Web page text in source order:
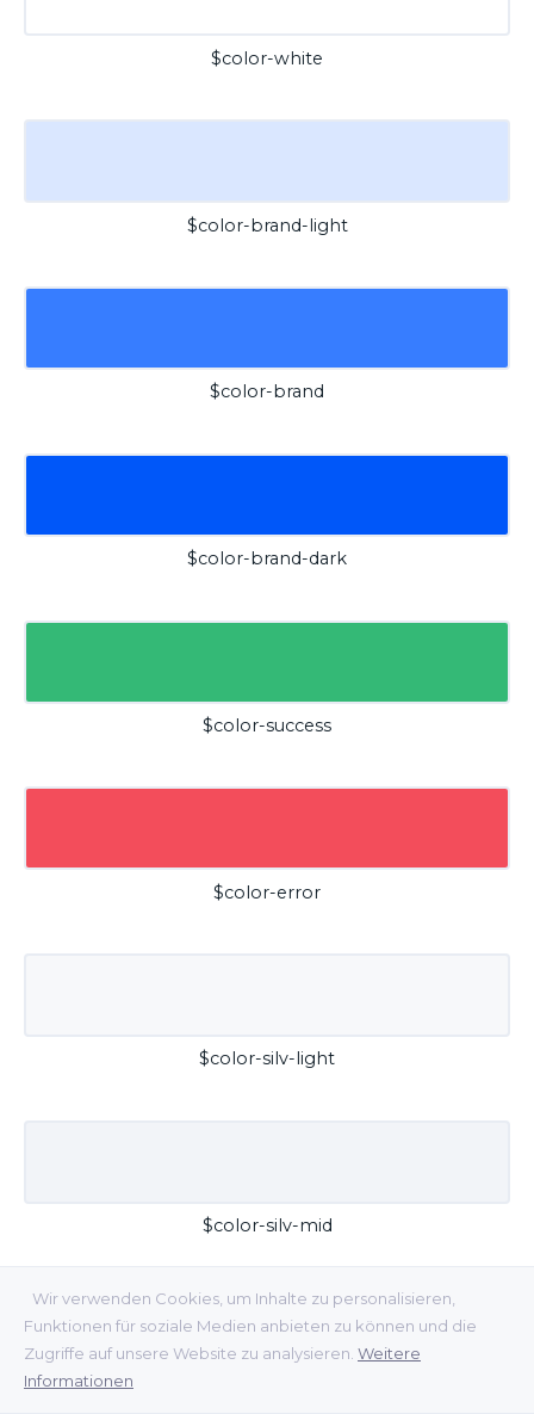
Wir verwenden Cookies, um Inhalte zu personalisieren,
Funktionen für soziale Medien anbieten zu können und die
Zugriffe auf unsere Website zu analysieren. Weitere
Informationen
$color-white
$color-brand-light
$color-brand
$color-brand-dark
$color-success
$color-error
$color-silv-light
$color-silv-mid